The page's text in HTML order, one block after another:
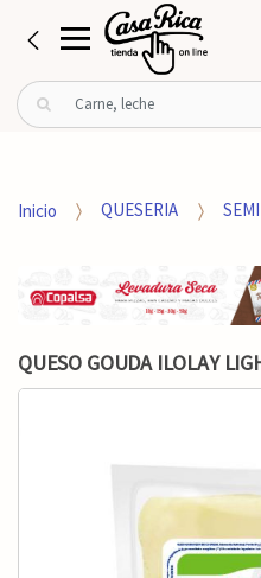
B
u
rInicio QUESERIA
QUESO GOUDA ILOLAY